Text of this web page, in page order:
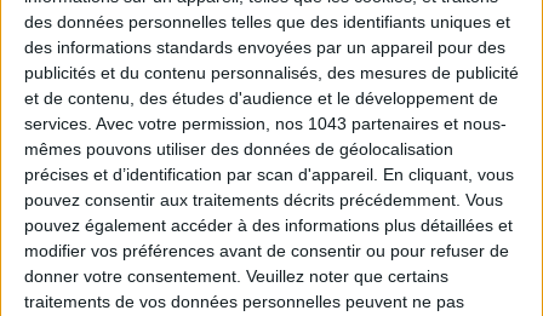
des données personnelles telles que des identifiants uniques et
des informations standards envoyées par un appareil pour des
publicités et du contenu personnalisés, des mesures de publicité
et de contenu, des études d'audience et le développement de
services. Avec votre permission, nos 1043 partenaires et nous-
mêmes pouvons utiliser des données de géolocalisation
précises et d’identification par scan d'appareil. En cliquant, vous
pouvez consentir aux traitements décrits précédemment. Vous
pouvez également accéder à des informations plus détaillées et
modifier vos préférences avant de consentir ou pour refuser de
donner votre consentement. Veuillez noter que certains
traitements de vos données personnelles peuvent ne pas
LES SPF 50 QUI DONNENT ENVIE DE SE TARTINER